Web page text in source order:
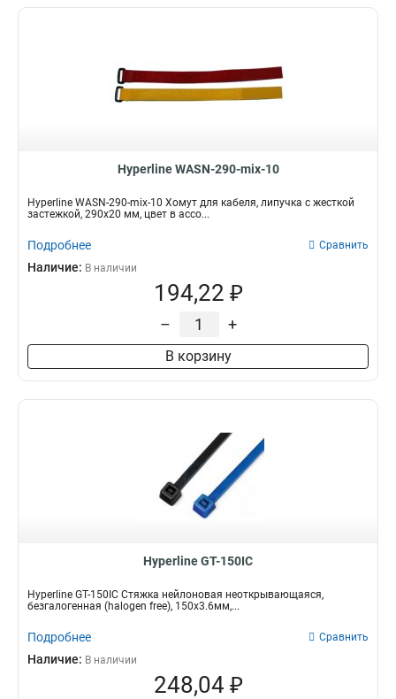
Hyperline WASN-290-mix-10
Hyperline WASN-290-mix-10 Хомут для кабеля, липучка с жесткой
застежкой, 290x20 мм, цвет в ассо...
Подробнее Сравнить
Наличие: В наличии
194,22 ₽
– +
В корзину
Hyperline GT-150IC
Hyperline GT-150IC Стяжка нейлоновая неоткрывающаяся,
безгалогенная (halogen free), 150x3.6мм,...
Подробнее Сравнить
Наличие: В наличии
248,04 ₽